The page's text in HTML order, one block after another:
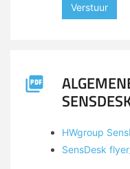
Verstuur
HWgroup
SensDesk